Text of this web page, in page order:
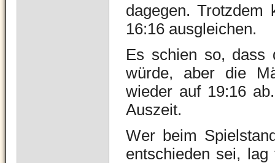
dagegen. Trotzdem
16:16 ausgleichen.
Es schien so,
würde, aber die
wieder auf 19:16
Auszeit.
Wer beim
entschieden sei,